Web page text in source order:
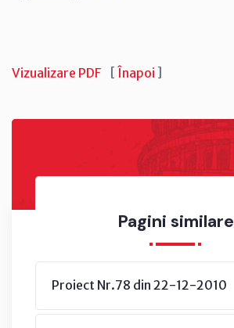
Pagini similare
Proiect Nr.78 din 22-12-2010
Vizualizare PDF [ Înapoi ]